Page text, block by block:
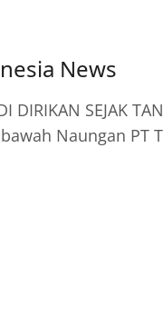
News
DIRIKAN SEJAK
Naungan PT